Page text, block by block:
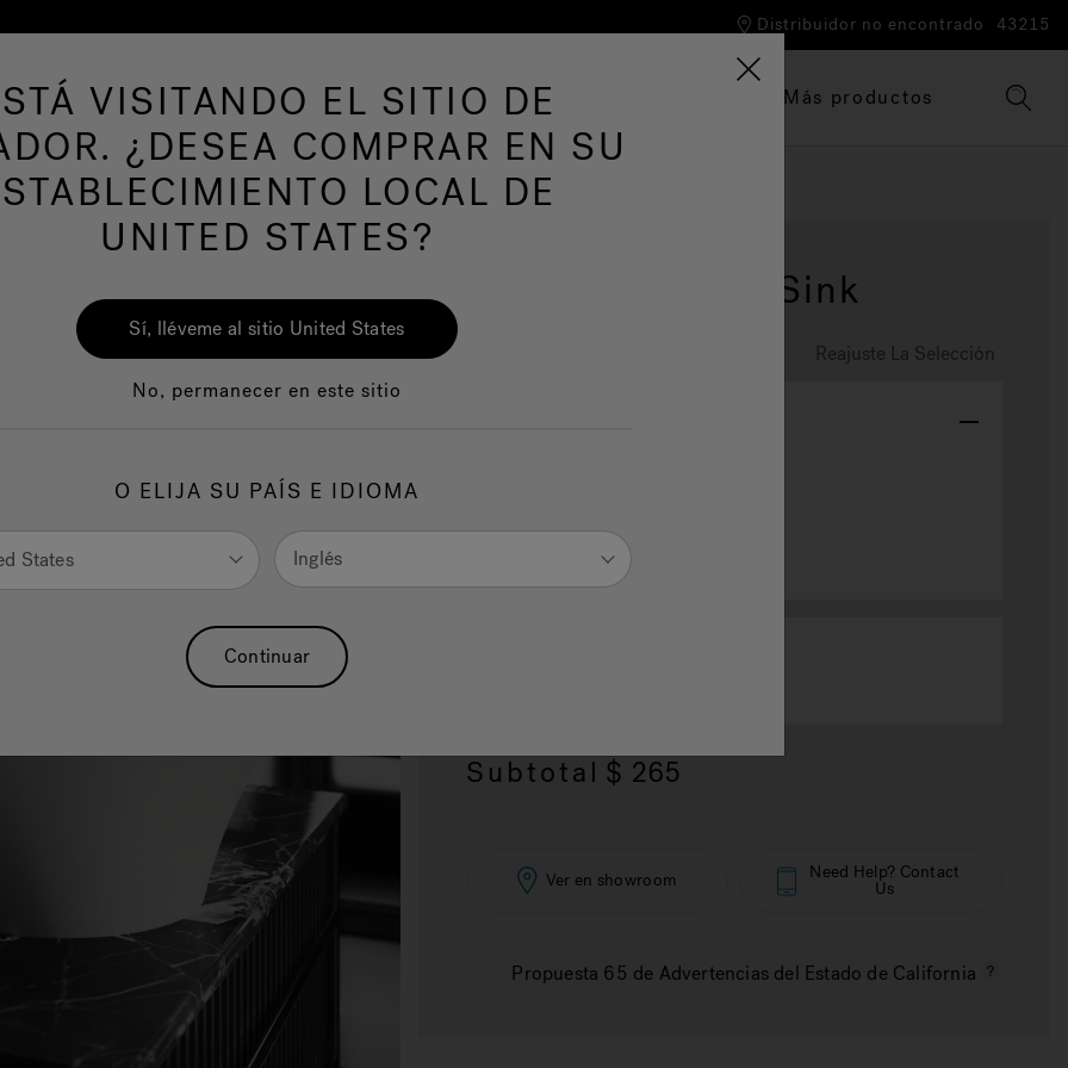
Distribuidor no encontrado 43215
Tinas de hidromasaje Más productos
Rosalia® Vessel Sink
Reajuste La Selección
selected
Subtotal $ 265
Ver en showroom Need Help? Contact
Us
Propuesta 65 de Advertencias del Estado de California
VISITANDO EL SITIO DE
¿DESEA COMPRAR EN SU
LOCAL DE
UNITED STATES?
Sí, lléveme al sitio United States
No, permanecer en este sitio
O ELIJA SU PAÍS E IDIOMA
States Inglés
Continuar